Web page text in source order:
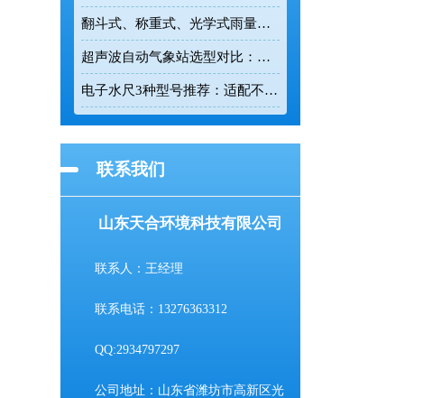
翻斗式、称重式、光学式雨量计精度大横评：哪种雨量计测量最准？
超声波自动气象站选型对比：云境天合 TH-CQX6 与天蔚 TW-CQX5 推荐
电子水尺3种型号推荐：适配不同水深监测场景
联系我们
山东天合环境科技有限公司
联系人：王经理
联系电话：13276363312
QQ:2934797297
公司地址：山东省潍坊市高新区光